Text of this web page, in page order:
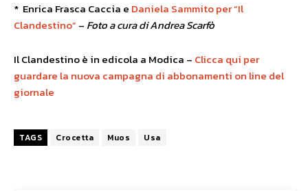
* Enrica Frasca Caccia e Daniela Sammito per “Il
Clandestino” – Foto a cura di Andrea Scarfò
Il Clandestino è in edicola a Modica – Clicca qui per
guardare la nuova campagna di abbonamenti on line del
giornale
TAGS Crocetta Muos Usa